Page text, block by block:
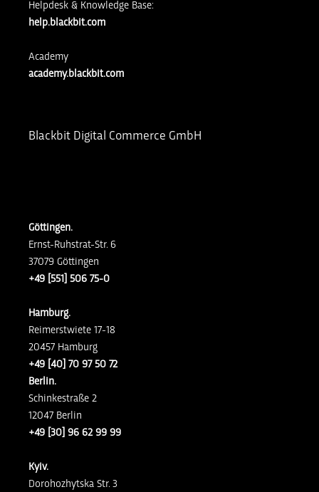
Helpdesk & Knowledge Base:
help.blackbit.com
Academy
academy.blackbit.com
Blackbit Digital Commerce GmbH
Göttingen.
Ernst-Ruhstrat-Str. 6
37079 Göttingen
+49 [551] 506 75-0
Hamburg.
Reimerstwiete 17-18
20457 Hamburg
+49 [40] 70 97 50 72
Berlin.
Schinkestraße 2
12047 Berlin
+49 [30] 96 62 99 99
Kyiv.
Dorohozhytska Str. 3